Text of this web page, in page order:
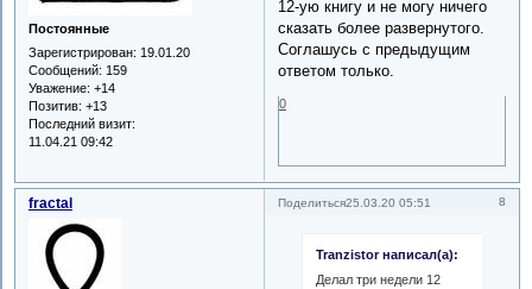
Постоянные
Зарегистрирован: 19.01.20
Сообщений: 159
Уважение: +14
Позитив: +13
Последний визит:
11.04.21 09:42
12-ую книгу и не могу ничего
сказать более развернутого.
Соглашусь с предыдущим
ответом только.
0
Поделиться 8
25.03.20 05:51
fractal
Tranzistor написал(а):
Делал три недели 12